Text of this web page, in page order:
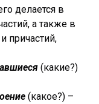
делается в
а также в
причастий,
(какие?)
(какое?) –